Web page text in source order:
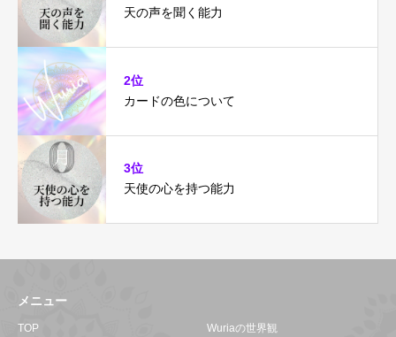
天の声を聞く能力
2位
カードの色について
3位
天使の心を持つ能力
メニュー
TOP Wuriaの世界観